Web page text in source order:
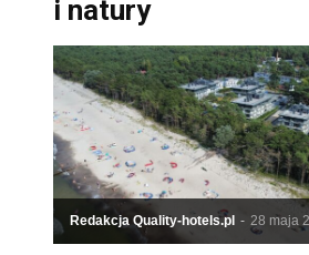
i natury
Redakcja Quality-hotels.pl - 28 maja